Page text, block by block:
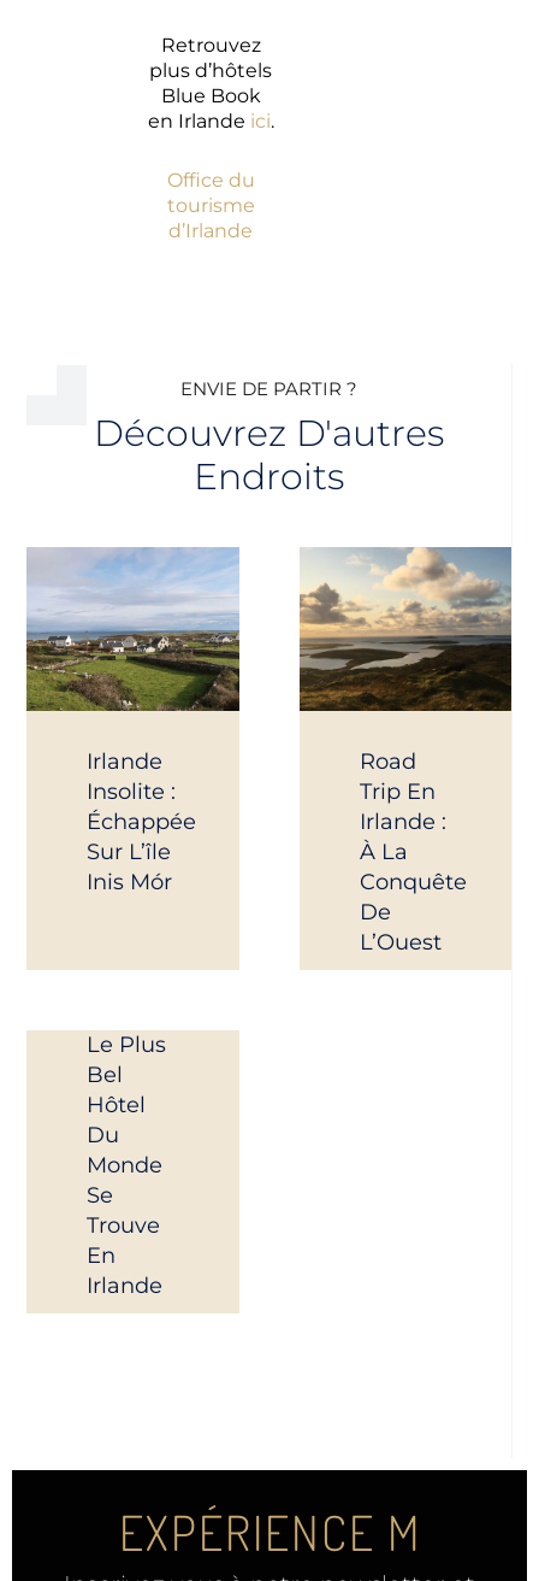
Retrouvez
plus d’hôtels
Blue Book
en Irlande ici.
Office du
tourisme
d’Irlande
ENVIE DE PARTIR ?
Découvrez D'autres
Endroits
Irlande
Insolite :
Échappée
Sur L’île
Inis Mór
Road
Trip En
Irlande :
À La
Conquête
De
L’Ouest
Le Plus
Bel
Hôtel
Du
Monde
Se
Trouve
En
Irlande
EXPÉRIENCE M